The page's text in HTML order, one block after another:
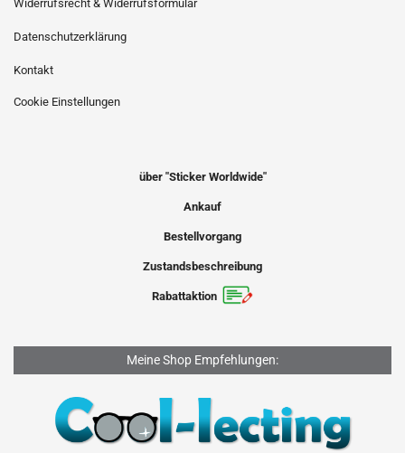
Widerrufsrecht & Widerrufsformular
Datenschutzerklärung
Kontakt
Cookie Einstellungen
über "Sticker Worldwide"
Ankauf
Bestellvorgang
Zustandsbeschreibung
Rabattaktion
Meine Shop Empfehlungen: